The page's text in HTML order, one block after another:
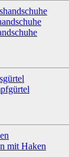
mit Haken